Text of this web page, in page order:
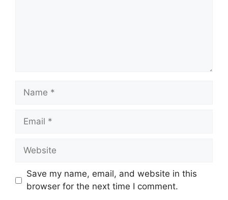
Name
Email
Website
Save my name, email, and website in this
browser for the next time I comment.